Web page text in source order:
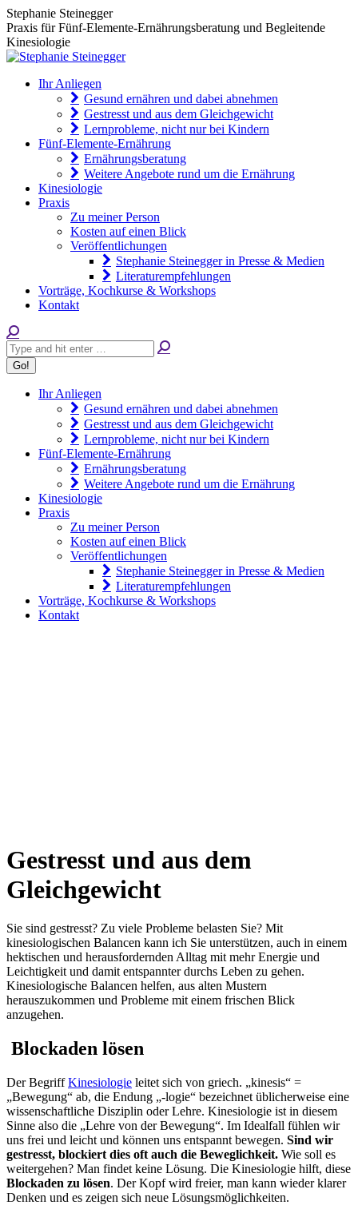
Skip
to
content
Stephanie Steinegger
Praxis für Fünf-Elemente-Ernährungsberatung und Begleitende
Kinesiologie
Ihr Anliegen
Gesund ernähren und dabei abnehmen
Gestresst und aus dem Gleichgewicht
Lernprobleme, nicht nur bei Kindern
Fünf-Elemente-Ernährung
Ernährungsberatung
Weitere Angebote rund um die Ernährung
Kinesiologie
Praxis
Zu meiner Person
Kosten auf einen Blick
Veröffentlichungen
Stephanie Steinegger in Presse & Medien
Literaturempfehlungen
Vorträge, Kochkurse & Workshops
Kontakt
Search:
Ihr Anliegen
Gesund ernähren und dabei abnehmen
Gestresst und aus dem Gleichgewicht
Lernprobleme, nicht nur bei Kindern
Fünf-Elemente-Ernährung
Ernährungsberatung
Weitere Angebote rund um die Ernährung
Kinesiologie
Praxis
Zu meiner Person
Kosten auf einen Blick
Veröffentlichungen
Stephanie Steinegger in Presse & Medien
Literaturempfehlungen
Vorträge, Kochkurse & Workshops
Kontakt
Gestresst und aus dem
Gleichgewicht
Sie sind gestresst? Zu viele Probleme belasten Sie? Mit
kinesiologischen Balancen kann ich Sie unterstützen, auch in einem
hektischen und herausfordernden Alltag mit mehr Energie und
Leichtigkeit und damit entspannter durchs Leben zu gehen.
Kinesiologische Balancen helfen, aus alten Mustern
herauszukommen und Probleme mit einem frischen Blick
anzugehen.
Blockaden lösen
Der BegriffKinesiologie leitet sich von griech. „kinesis“ =
„Bewegung“ ab, die Endung „-logie“ bezeichnet üblicherweise eine
wissenschaftliche Disziplin oder Lehre. Kinesiologie ist in diesem
Sinne also die „Lehre von der Bewegung“. Im Idealfall fühlen wir
uns frei und leicht und können uns entspannt bewegen. Sind wir
gestresst, blockiert dies oft auch die Beweglichkeit. Wie soll es
weitergehen? Man findet keine Lösung. Die Kinesiologie hilft, diese
Blockaden zu lösen. Der Kopf wird freier, man kann wieder klarer
Denken und es zeigen sich neue Lösungsmöglichkeiten.